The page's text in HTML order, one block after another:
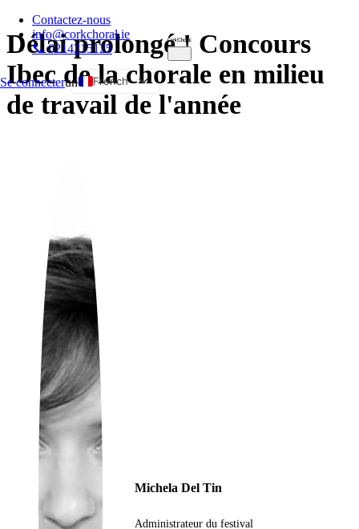
Contactez-nous
info@corkchoral.ie
📞 0214215125
Se connecterun
French
English
Estonian
Hungarian
Italian
Polish
Portuguese
Ukrainian
Délai prolongé ! Concours
Ibec de la chorale en milieu
de travail de l'année
Michela Del Tin
Administrateur du festival